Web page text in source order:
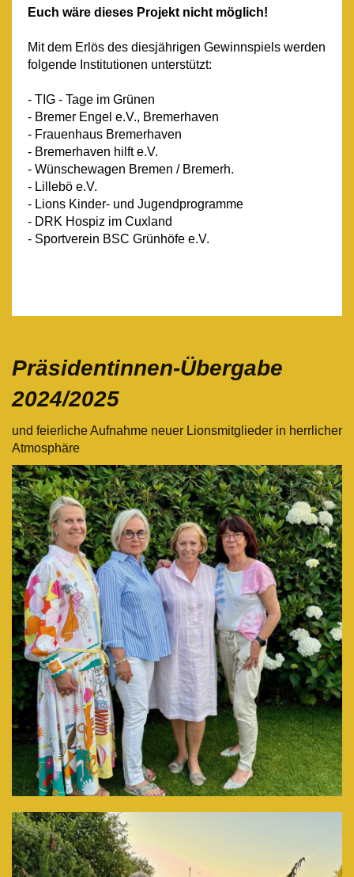
Euch wäre dieses Projekt nicht möglich!
Mit dem Erlös des diesjährigen Gewinnspiels werden
folgende Institutionen unterstützt:
- TIG - Tage im Grünen
- Bremer Engel e.V., Bremerhaven
- Frauenhaus Bremerhaven
- Bremerhaven hilft e.V.
- Wünschewagen Bremen / Bremerh.
- Lillebö e.V.
- Lions Kinder- und Jugendprogramme
- DRK Hospiz im Cuxland
- Sportverein BSC Grünhöfe e.V.
Präsidentinnen-Übergabe
2024/2025
und feierliche Aufnahme neuer Lionsmitglieder in herrlicher
Atmosphäre